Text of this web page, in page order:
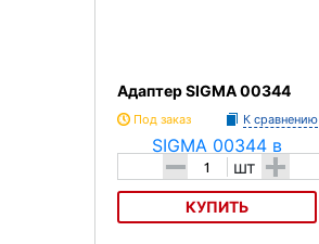
Адаптер SIGMA 00344
Под заказ К сравнению
- шт +
КУПИТЬ